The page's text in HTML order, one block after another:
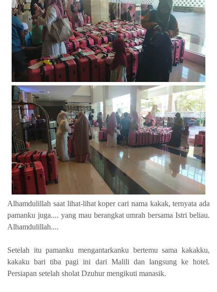
Alhamdulillah saat lihat-lihat koper cari nama kakak, ternyata ada
pamanku juga.... yang mau berangkat umrah bersama Istri beliau.
Alhamdulillah....
Setelah itu pamanku mengantarkanku bertemu sama kakakku,
kakaku bari tiba pagi ini dari Malili dan langsung ke hotel.
Persiapan setelah sholat Dzuhur mengikuti manasik.